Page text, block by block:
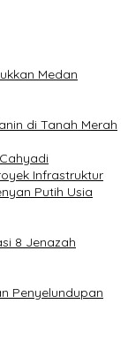
Medan
di Tanah Merah
Infrastruktur
Putih Usia
8 Jenazah
Penyelundupan